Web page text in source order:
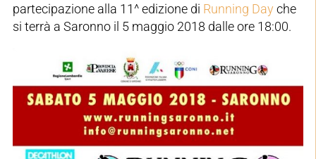
partecipazione alla 11^ edizione di Running Day che
si terrà a Saronno il 5 maggio 2018 dalle ore 18:00.